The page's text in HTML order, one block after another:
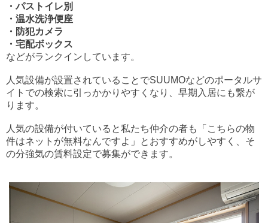
・パストイレ別
・温水洗浄便座
・防犯カメラ
・宅配ボックス
などがランクインしています。
人気設備が設置されていることでSUUMOなどのポータルサ
イトでの検索に引っかかりやすくなり、早期入居にも繋が
ります。
人気の設備が付いていると私たち仲介の者も「こちらの物
件はネットが無料なんですよ」とおすすめがしやすく、そ
の分強気の賃料設定で募集ができます。